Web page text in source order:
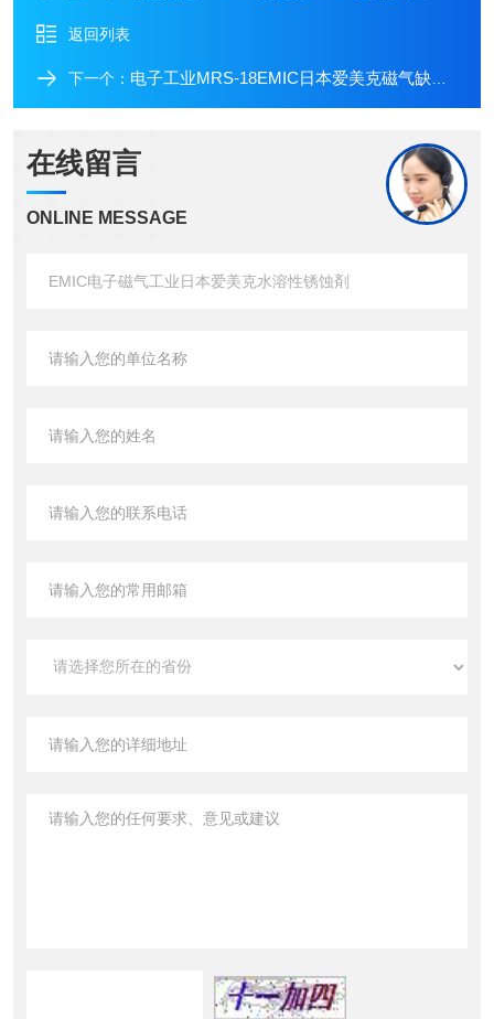
返回列表
下一个： 电子工业MRS-18EMIC日本爱美克磁气缺陷检测油性磁粉溶解液
在线留言
ONLINE MESSAGE